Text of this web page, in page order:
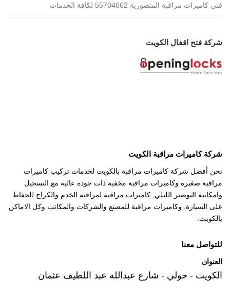
فني كاميرات مراقبة المنصورية 55704662 لكافة الخدمات
شركة فتح اقفال الكويت
شركة كاميرات مراقبة الكويت
نحن أفضل شركة كاميرات مراقبة بالكويت لخدمات تركيب كاميرات
مراقبة صغيرة وكاميرات مراقبة مخفية ذات جودة عالية مع التسجيل
وامكانية التوصير الليلي, كاميرات مراقبة لمراقبة الخدم والكراج للحفاظ
على السيارة, وكاميرات مراقبة للمصنع والشركات والمكاتب وكل الاماكن
بالكويت.
للتواصل معنا
العنوان
الكويت - حولي - شارع عبدالله عبد اللطيف عثمان